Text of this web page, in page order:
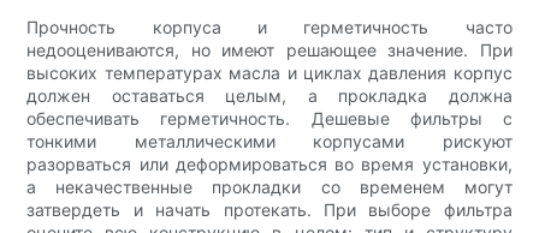
Прочность корпуса и герметичность часто
недооцениваются, но имеют решающее значение. При
высоких температурах масла и циклах давления корпус
должен оставаться целым, а прокладка должна
обеспечивать герметичность. Дешевые фильтры с
тонкими металлическими корпусами рискуют
разорваться или деформироваться во время установки,
а некачественные прокладки со временем могут
затвердеть и начать протекать. При выборе фильтра